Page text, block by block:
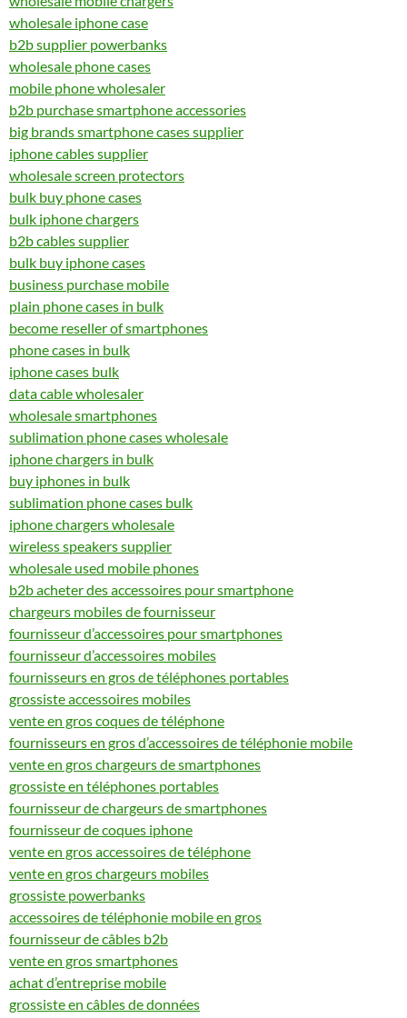
wholesale iphone case
b2b supplier powerbanks
wholesale phone cases
mobile phone wholesaler
b2b purchase smartphone accessories
big brands smartphone cases supplier
iphone cables supplier
wholesale screen protectors
bulk buy phone cases
bulk iphone chargers
b2b cables supplier
bulk buy iphone cases
business purchase mobile
plain phone cases in bulk
become reseller of smartphones
phone cases in bulk
iphone cases bulk
data cable wholesaler
wholesale smartphones
sublimation phone cases wholesale
iphone chargers in bulk
buy iphones in bulk
sublimation phone cases bulk
iphone chargers wholesale
wireless speakers supplier
wholesale used mobile phones
b2b acheter des accessoires pour smartphone
chargeurs mobiles de fournisseur
fournisseur d’accessoires pour smartphones
fournisseur d’accessoires mobiles
fournisseurs en gros de téléphones portables
grossiste accessoires mobiles
vente en gros coques de téléphone
fournisseurs en gros d’accessoires de téléphonie mobile
vente en gros chargeurs de smartphones
grossiste en téléphones portables
fournisseur de chargeurs de smartphones
fournisseur de coques iphone
vente en gros accessoires de téléphone
vente en gros chargeurs mobiles
grossiste powerbanks
accessoires de téléphonie mobile en gros
fournisseur de câbles b2b
vente en gros smartphones
achat d’entreprise mobile
grossiste en câbles de données